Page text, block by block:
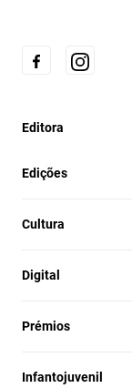
Editora
Edições
Cultura
Digital
Prémios
Infantojuvenil